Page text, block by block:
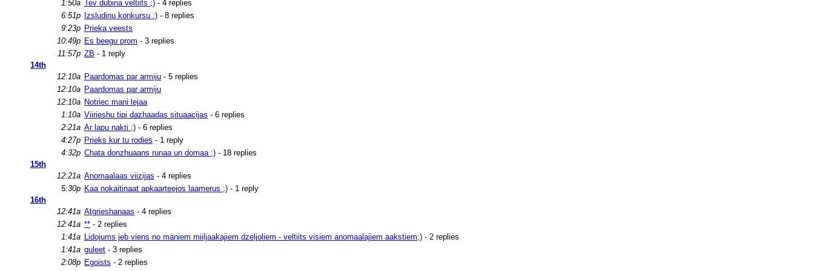
1:50a Tev dubina veltiits ;) - 4 replies
6:51p
Izsludinu konkursu :) - 8 replies
9:23p Prieka veests
10:49p Es beegu prom - 3 replies
11:57p ZB - 1 reply
14th
12:10a Paardomas par armiju - 5 replies
12:10a Paardomas par armiju
12:10a Notriec mani lejaa
1:10a Viirieshu tipi dazhaadas situaacijas - 6 replies
2:21a Ar lapu nakti ;) - 6 replies
4:27p Prieks kur tu rodies - 1 reply
4:32p Chata donzhuaans runaa un domaa ;) - 18 replies
15th
12:21a Anomaalaas viizijas - 4 replies
5:30p Kaa nokaitinaat apkaarteejos laamerus ;) - 1 reply
16th
12:41a Atgrieshanaas - 4 replies
12:41a ** - 2 replies
1:41a
Lidojums jeb viens no maniem miiljaakajiem dzeljoliem - veltiits visiem anomaalajiem aakstiem;) - 2 replies
1:41a guleet - 3 replies
2:08p Egoists - 2 replies